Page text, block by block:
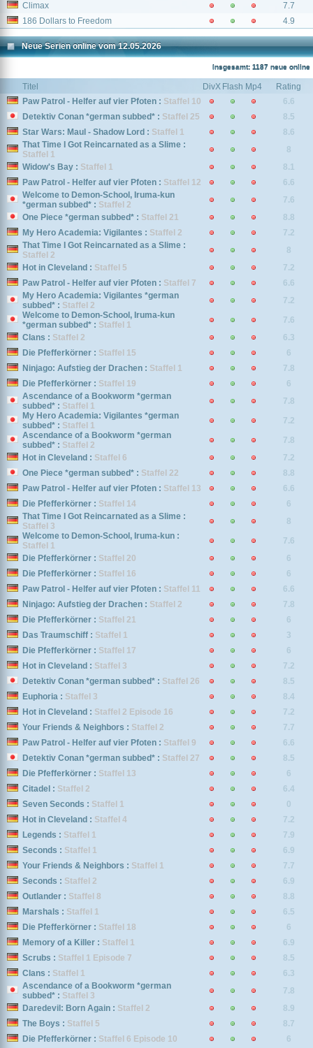
Climax
7.7
186 Dollars to Freedom
4.9
Neue Serien online vom 12.05.2026
Insgesamt: 1187 neue online
Titel DivX Flash Mp4
Rating
Paw Patrol - Helfer auf vier Pfoten : Staffel 10
6.6
Detektiv Conan *german subbed* : Staffel 25
8.5
Star Wars: Maul - Shadow Lord : Staffel 1
8.6
That Time I Got Reincarnated as a Slime :
Staffel 1
8
Widow's Bay : Staffel 1
8.1
Paw Patrol - Helfer auf vier Pfoten : Staffel 12
6.6
Welcome to Demon-School, Iruma-kun
*german subbed* : Staffel 2
7.6
One Piece *german subbed* : Staffel 21
8.8
My Hero Academia: Vigilantes : Staffel 2
7.2
That Time I Got Reincarnated as a Slime :
Staffel 2
8
Hot in Cleveland : Staffel 5
7.2
Paw Patrol - Helfer auf vier Pfoten : Staffel 7
6.6
My Hero Academia: Vigilantes *german
subbed* : Staffel 2
7.2
Welcome to Demon-School, Iruma-kun
*german subbed* : Staffel 1
7.6
Clans : Staffel 2
6.3
Die Pfefferkörner : Staffel 15
6
Ninjago: Aufstieg der Drachen : Staffel 1
7.8
Die Pfefferkörner : Staffel 19
6
Ascendance of a Bookworm *german
subbed* : Staffel 1
7.8
My Hero Academia: Vigilantes *german
subbed* : Staffel 1
7.2
Ascendance of a Bookworm *german
subbed* : Staffel 2
7.8
Hot in Cleveland : Staffel 6
7.2
One Piece *german subbed* : Staffel 22
8.8
Paw Patrol - Helfer auf vier Pfoten : Staffel 13
6.6
Die Pfefferkörner : Staffel 14
6
That Time I Got Reincarnated as a Slime :
Staffel 3
8
Welcome to Demon-School, Iruma-kun :
Staffel 1
7.6
Die Pfefferkörner : Staffel 20
6
Die Pfefferkörner : Staffel 16
6
Paw Patrol - Helfer auf vier Pfoten : Staffel 11
6.6
Ninjago: Aufstieg der Drachen : Staffel 2
7.8
Die Pfefferkörner : Staffel 21
6
Das Traumschiff : Staffel 1
3
Die Pfefferkörner : Staffel 17
6
Hot in Cleveland : Staffel 3
7.2
Detektiv Conan *german subbed* : Staffel 26
8.5
Euphoria : Staffel 3
8.4
Hot in Cleveland : Staffel 2 Episode 16
7.2
Your Friends & Neighbors : Staffel 2
7.7
Paw Patrol - Helfer auf vier Pfoten : Staffel 9
6.6
Detektiv Conan *german subbed* : Staffel 27
8.5
Die Pfefferkörner : Staffel 13
6
Citadel : Staffel 2
6.4
Seven Seconds : Staffel 1
0
Hot in Cleveland : Staffel 4
7.2
Legends : Staffel 1
7.9
Seconds : Staffel 1
6.9
Your Friends & Neighbors : Staffel 1
7.7
Seconds : Staffel 2
6.9
Outlander : Staffel 8
8.8
Marshals : Staffel 1
6.5
Die Pfefferkörner : Staffel 18
6
Memory of a Killer : Staffel 1
6.9
Scrubs : Staffel 1 Episode 7
8.5
Clans : Staffel 1
6.3
Ascendance of a Bookworm *german
subbed* : Staffel 3
7.8
Daredevil: Born Again : Staffel 2
8.9
The Boys : Staffel 5
8.7
Die Pfefferkörner : Staffel 6 Episode 10 6